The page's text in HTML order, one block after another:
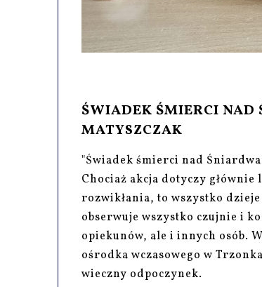
ŚWIADEK ŚMIERCI
MATYSZCZAK
"Świadek śmierci nad
Chociaż akcja dotyczy
rozwikłania, to wszystko
obserwuje wszystko czujnie i
opiekunów, ale i innych osób.
ośrodka wczasowego w
wieczny odpoczynek.